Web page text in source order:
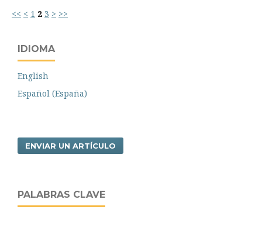
<< < 1 2 3 > >>
IDIOMA
English
Español (España)
ENVIAR UN ARTÍCULO
PALABRAS CLAVE